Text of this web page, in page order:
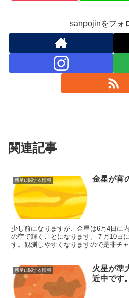
sanpojinをフォ
関連記事
惑星に関する情報 金星が宵
少し前になりますが、金星は6月4日に
の空で輝くことになります。７月10日
す。観測しやすくなりますので是非チ
惑星に関する情報
火星が準
近中です。